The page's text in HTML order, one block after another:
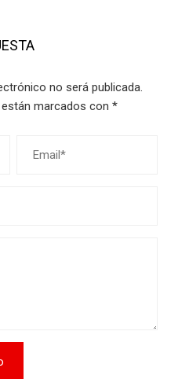
no será publicada.
marcados con *